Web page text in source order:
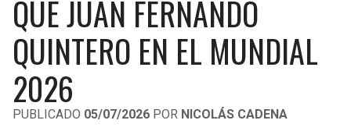
LIGA DE EXPANSIÓN MX
LEAGUES CUP
UEFA EUROPA LEAGUE
UEFA CONFERENCE LEAGUE
MLS
COPA LIBERTADORES
RAIDERS
CHARGERS
RAVENS
CAVALIERS
PISTONS
PACERS
QUE JUAN FERNANDO
QUINTERO EN EL MUNDIAL
2026
PUBLICADO 05/07/2026 POR NICOLÁS CADENA